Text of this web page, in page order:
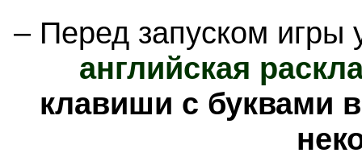
– Перед запуском игры
английская
клавиши с буквами